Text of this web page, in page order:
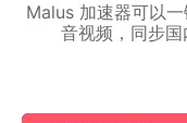
Malus 加速器可以
音视频，同步